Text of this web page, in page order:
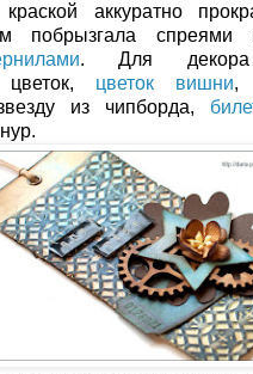
аккуратно
побрызгала спреями
. Для декора
цветок вишни,
из чипборда,